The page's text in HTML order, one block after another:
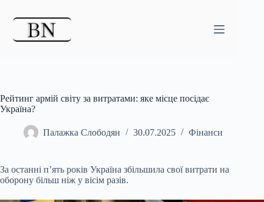
Рейтинг армій світу за витратами: яке місце посідає
Україна?
Палажка Слободян 30.07.2025 Фінанси
За останні п’ять років Україна збільшила свої витрати на
оборону більш ніж у вісім разів.